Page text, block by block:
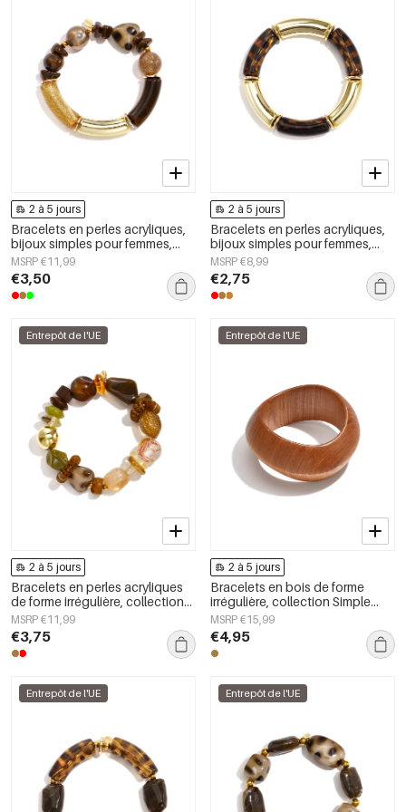
2 à 5 jours
Bracelets en perles acryliques,
bijoux simples pour femmes,
collection Daily Simple
MSRP €11,99
€3,50
2 à 5 jours
Bracelets en perles acryliques,
bijoux simples pour femmes,
collection Daily Simple
MSRP €8,99
€2,75
Entrepôt de l'UE
2 à 5 jours
Bracelets en perles acryliques
de forme irrégulière, collection
Simple Daily Simple, bijoux pour
femmes
MSRP €11,99
€3,75
Entrepôt de l'UE
2 à 5 jours
Bracelets en bois de forme
irrégulière, collection Simple
Daily Simple, bijoux pour
femmes
MSRP €15,99
€4,95
Entrepôt de l'UE Entrepôt de l'UE